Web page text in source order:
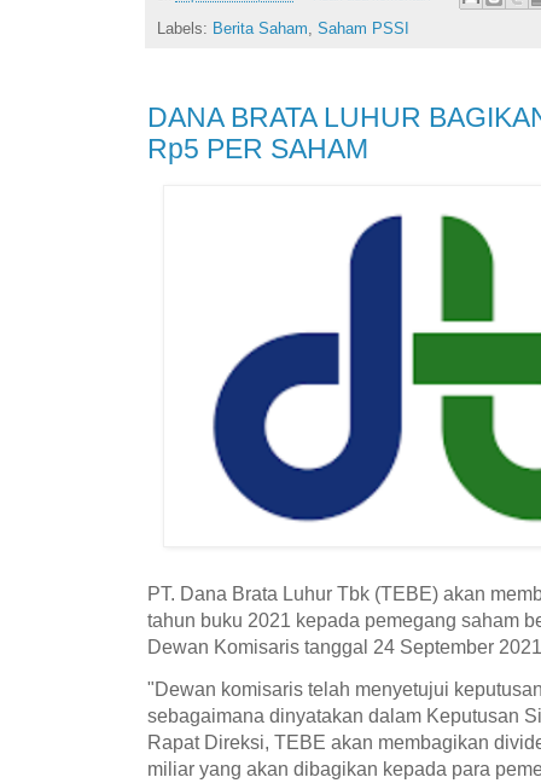
Labels: Berita Saham Saham PSSI
DANA BRATA LUHUR
Rp5 PER SAHAM
PT. Dana Brata Luhur Tbk (TEBE) akan
tahun buku 2021 kepada pemegang saham
Dewan Komisaris tanggal 24 September
"Dewan komisaris telah menyetujui
sebagaimana dinyatakan dalam Keputusan
Rapat Direksi, TEBE akan membagikan
miliar yang akan dibagikan kepada para